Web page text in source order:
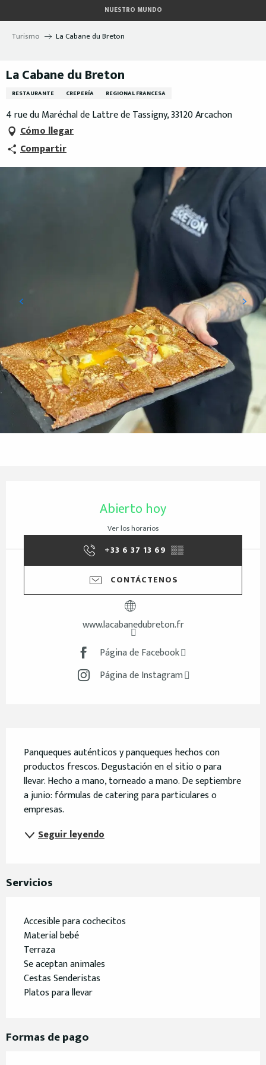
au
contenu
NUESTRO MUNDO
Turismo La Cabane du Breton
La Cabane du Breton
RESTAURANTE CREPERÍA REGIONAL FRANCESA
4 rue du Maréchal de Lattre de Tassigny, 33120 Arcachon
Cómo llegar
Compartir
Abierto hoy
Ver los horarios
+33 6 37 13 69 ▒▒
CONTÁCTENOS
www.lacabanedubreton.fr
Página de Facebook
Página de Instagram
Panqueques auténticos y panqueques hechos con
productos frescos. Degustación en el sitio o para
llevar. Hecho a mano, torneado a mano. De septiembre
a junio: fórmulas de catering para particulares o
empresas.
Seguir leyendo
Servicios
Accesible para cochecitos
Material bebé
Terraza
Se aceptan animales
Cestas Senderistas
Platos para llevar
Formas de pago